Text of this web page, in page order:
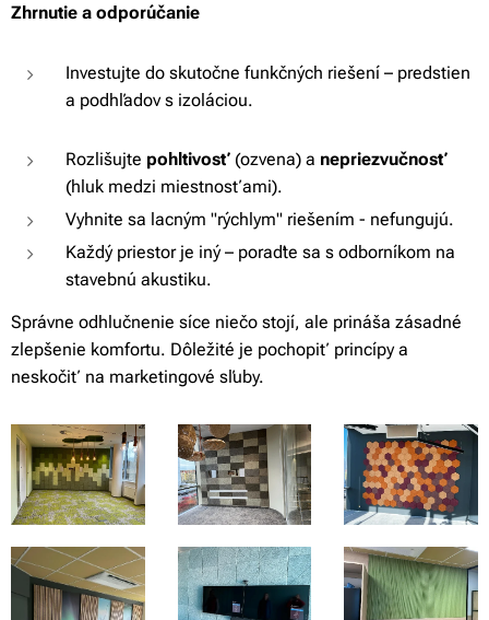
Zhrnutie a odporúčanie
Investujte do skutočne funkčných riešení – predstien
a podhľadov s izoláciou.
Rozlišujte pohltivosť (ozvena) a nepriezvučnosť
(hluk medzi miestnosťami).
Vyhnite sa lacným "rýchlym" riešením - nefungujú.
Každý priestor je iný – poraďte sa s odborníkom na
stavebnú akustiku.
Správne odhlučnenie síce niečo stojí, ale prináša zásadné
zlepšenie komfortu. Dôležité je pochopiť princípy a
neskočiť na marketingové sľuby.